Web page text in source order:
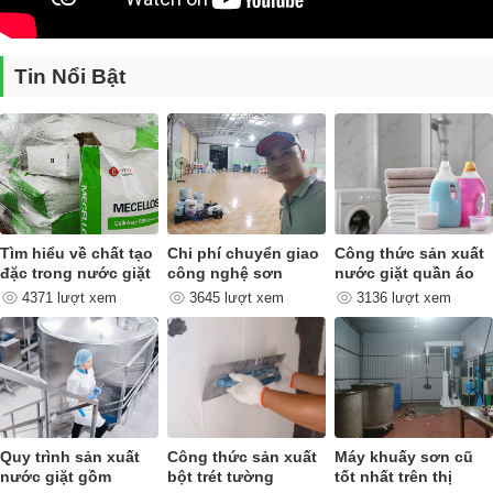
dụng lâu dài . Ở dòng máy khuấy sơn 500 lít, 100 lít, 1500 lít được
trang bị trục khuấy có đường kính 70mm inox sus304.
Cánh khuấy:Cánh khuấy trên thị trường có khá nhiều hình dạng,
mẫu mã đa dạng. Việc chọn mua cánh khuấy tùy thuộc vào nhu cầu
sử dụng của người dùng. Ở dòngmáy khuấy 500 lít, 1000 lít, 1500
lítcánh phân tán đường kính 420mm, vòng bi sử dụng 6312 SKF.
Tủ điện gồm máy khuấy sơn 500 lít, 1000 lít,
Tin Nổi Bật
Tìm hiểu về chất tạo
đặc trong nước giặt
4371 lượt xem
Chi phí chuyển giao
công nghệ sơn
3645 lượt xem
Công thức sản xuất
nước giặt quần áo
quan trọng như thế
nào ?
3136 lượt xem
Quy trình sản xuất
nước giặt gồm
Công thức sản xuất
bột trét tường
Máy khuấy sơn cũ
tốt nhất trên thị